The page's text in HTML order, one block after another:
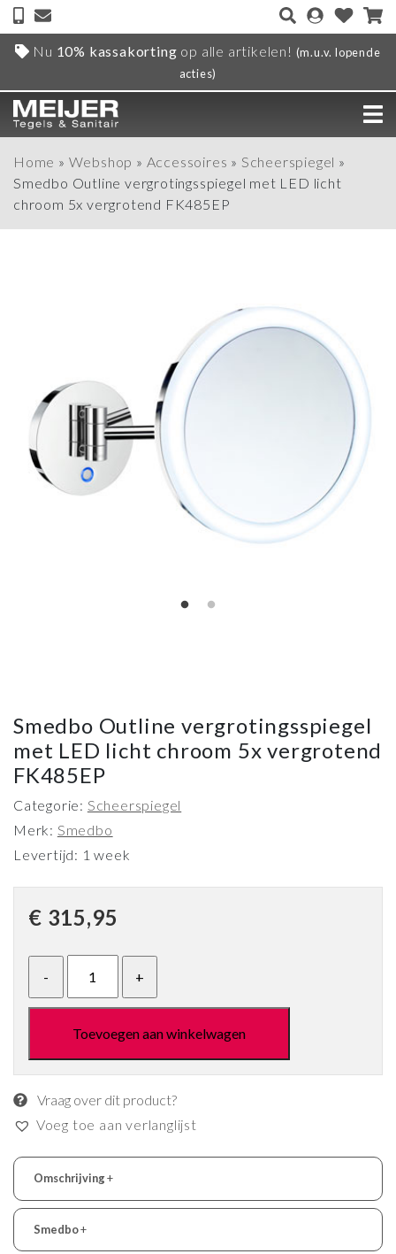
Nu 10% kassakorting op alle artikelen! (m.u.v. lopende
acties)
Home » Webshop » Accessoires » Scheerspiegel »
Smedbo Outline vergrotingsspiegel met LED licht
chroom 5x vergrotend FK485EP
Smedbo Outline vergrotingsspiegel
met LED licht chroom 5x vergrotend
FK485EP
Categorie: Scheerspiegel
Merk: Smedbo
Levertijd: 1 week
€ 315,95
Toevoegen aan winkelwagen
Vraag over dit product?
Voeg toe aan verlanglijst
Omschrijving+
Smedbo+